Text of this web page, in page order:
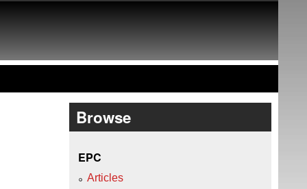
Browse
EPC
Articles